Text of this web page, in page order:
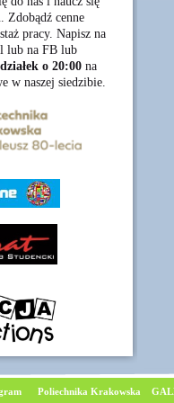
Zdobądź cenne
pracy. Napisz na
lub na FB lub
o 20:00na
w naszej siedzibie.
Poliechnika Krakowska